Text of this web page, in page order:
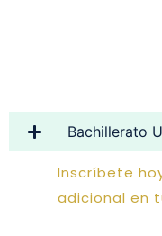
Bachillerato
Inscríbete
adicional en